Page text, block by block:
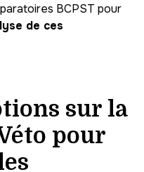
BCPST pour
de ces
sur la
pour